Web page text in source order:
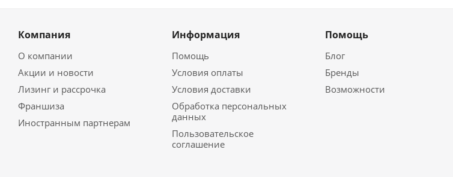
Компания
О компании
Акции и новости
Лизинг и рассрочка
Франшиза
Иностранным партнерам
Информация
Помощь
Условия оплаты
Условия доставки
Обработка персональных
данных
Пользовательское
соглашение
Помощь
Блог
Бренды
Возможности